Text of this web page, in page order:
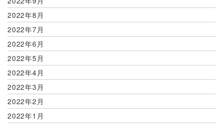
2022年8月
2022年7月
2022年6月
2022年5月
2022年4月
2022年3月
2022年2月
2022年1月